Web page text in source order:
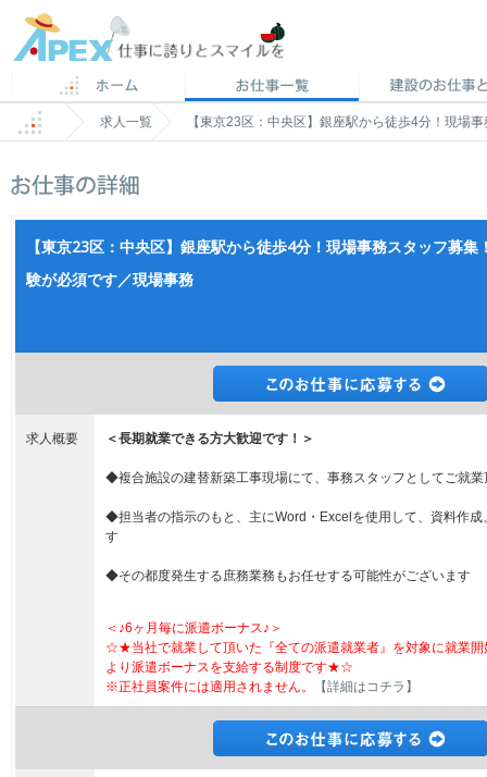
求人一覧 【東京23区：中央区】銀座駅から徒歩4分！現場
【東京23区：中央区】銀座駅から徒歩4分！現場事務スタッフ募
験が必須です／現場事務
求人概要 ＜長期就業できる方大歓迎です！＞
◆複合施設の建替新築工事現場にて、事務スタッフとしてご就業
◆担当者の指示のもと、主にWord・Excelを使用して、資料作成
す
◆その都度発生する庶務業務もお任せする可能性がございます
＜♪6ヶ月毎に派遣ボーナス♪＞
☆★当社で就業して頂いた『全ての派遣就業者』を対象に就業開
より派遣ボーナスを支給する制度です★☆
※正社員案件には適用されません。
【詳細はコチラ】